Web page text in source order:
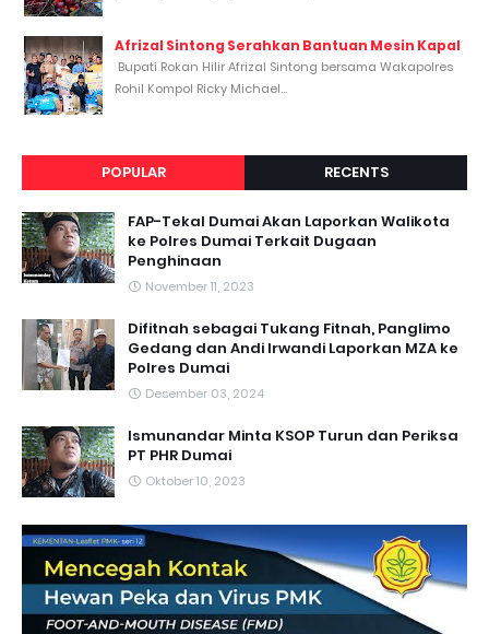
Afrizal Sintong Serahkan Bantuan Mesin Kapal
Bupati Rokan Hilir Afrizal Sintong bersama Wakapolres
Rohil Kompol Ricky Michael...
POPULAR RECENTS
FAP-Tekal Dumai Akan Laporkan Walikota
ke Polres Dumai Terkait Dugaan
Penghinaan
November 11, 2023
Difitnah sebagai Tukang Fitnah, Panglimo
Gedang dan Andi Irwandi Laporkan MZA ke
Polres Dumai
Desember 03, 2024
Ismunandar Minta KSOP Turun dan Periksa
PT PHR Dumai
Oktober 10, 2023